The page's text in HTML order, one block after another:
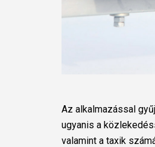
Az alkalmazással
ugyanis a
valamint a taxik